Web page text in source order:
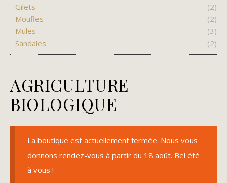
Gilets
(2)
Moufles
(2)
Mules
(3)
Sandales
(2)
AGRICULTURE
BIOLOGIQUE
La boutique est actuellement fermée. Nous vous
donnons rendez-vous à partir du 18 août. Bel été
à vous !